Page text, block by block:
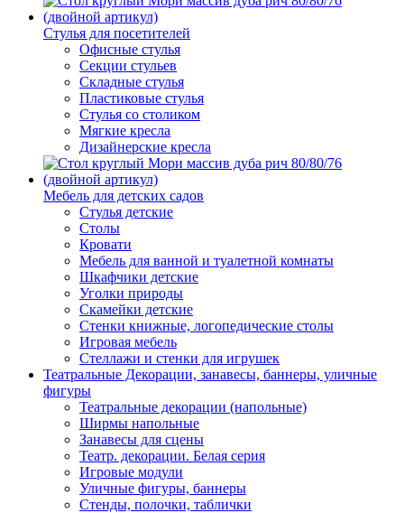
Стулья для посетителей
Офисные стулья
Секции стульев
Складные стулья
Пластиковые стулья
Стулья со столиком
Мягкие кресла
Дизайнерские кресла
Мебель для детских садов
Стулья детские
Столы
Кровати
Мебель для ванной и туалетной комнаты
Шкафчики детские
Уголки природы
Скамейки детские
Стенки книжные, логопедические столы
Игровая мебель
Стеллажи и стенки для игрушек
Театральные Декорации, занавесы, баннеры, уличные
фигуры
Театральные декорации (напольные)
Ширмы напольные
Занавесы для сцены
Театр. декорации. Белая серия
Игровые модули
Уличные фигуры, баннеры
Стенды, полочки, таблички